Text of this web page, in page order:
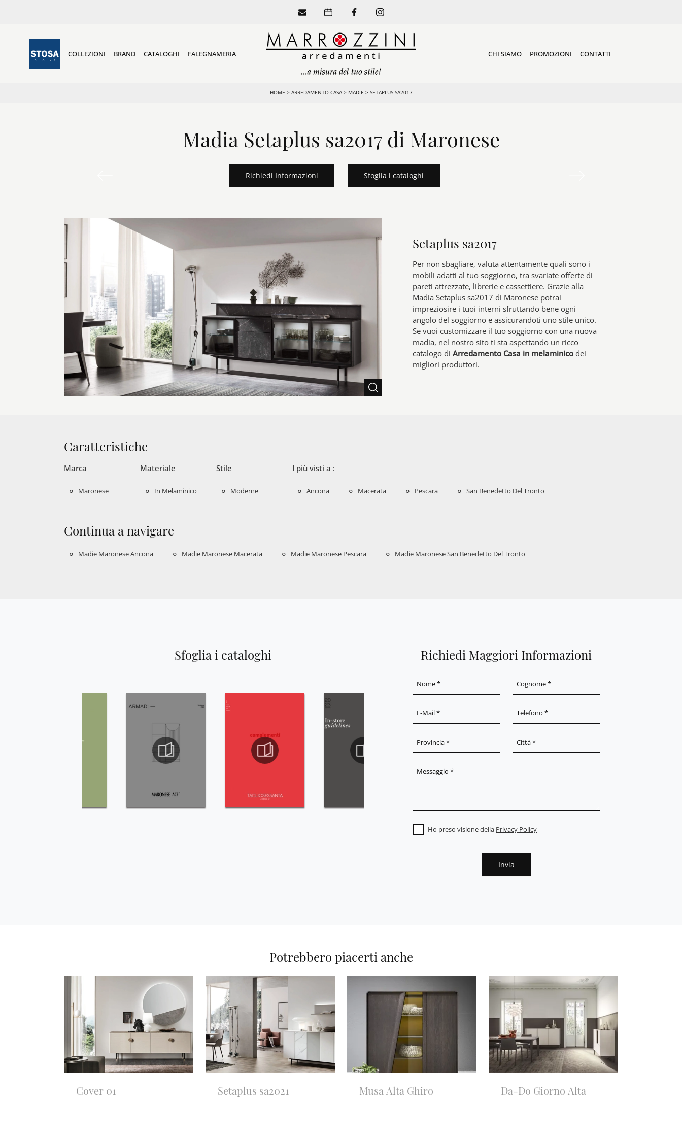
COLLEZIONI BRAND CATALOGHI FALEGNAMERIA CHI SIAMO PROMOZIONI CONTATTI
HOME > ARREDAMENTO CASA> MADIE > SETAPLUS SA2017
Madia Setaplus sa2017 di Maronese
Richiedi Informazioni Sfoglia i cataloghi
Setaplus sa2017
Per non sbagliare, valuta attentamente quali sono i
mobili adatti al tuo soggiorno, tra svariate offerte di
pareti attrezzate, librerie e cassettiere. Grazie alla
Madia Setaplus sa2017 di Maronese potrai
impreziosire i tuoi interni sfruttando bene ogni
angolo del soggiorno e assicurandoti uno stile unico.
Se vuoi customizzare il tuo soggiorno con una nuova
madia, nel nostro sito ti sta aspettando un ricco
catalogo di Arredamento Casa in melaminico dei
migliori produttori.
Caratteristiche
Marca
Maronese
Materiale
In Melaminico
Stile
Moderne
I più visti a :
Ancona Macerata Pescara San Benedetto Del Tronto
Continua a navigare
Madie Maronese Ancona Madie Maronese Macerata Madie Maronese Pescara Madie Maronese San Benedetto Del Tronto
Sfoglia i cataloghi Richiedi Maggiori Informazioni
Ho preso visione della Privacy Policy
Invia
Potrebbero piacerti anche
Cover 01 Setaplus sa2021 Musa Alta Ghiro Da-Do Giorno Alta